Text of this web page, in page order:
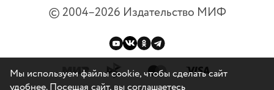
©2004–2026 Издательство МИФ
Мы используем файлы cookie, чтобы сделать сайт